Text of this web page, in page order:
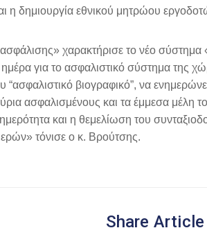
εθνικού μητρώου
χαρακτήρισε το νέο
για το ασφαλιστικό σύστημα
βιογραφικό”, να
ασφαλισμένους και τα έμμεσα
και η θεμελίωση του
τόνισε ο κ. Βρούτσης.
Share Article